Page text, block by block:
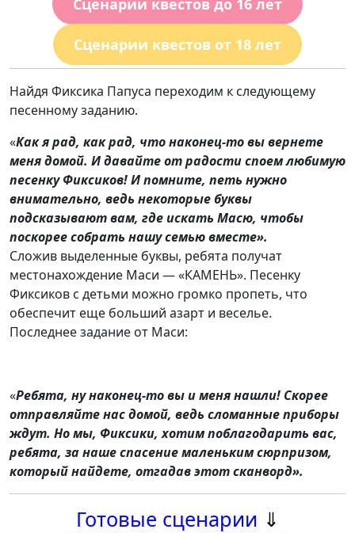
Сценарии квестов до 16 лет
Сценарии квестов от 18 лет
Найдя Фиксика Папуса переходим к следующему
песенному заданию.
«Как я рад, как рад, что наконец-то вы вернете
меня домой. И давайте от радости споем любимую
песенку Фиксиков! И помните, петь нужно
внимательно, ведь некоторые буквы
подсказывают вам, где искать Масю, чтобы
поскорее собрать нашу семью вместе».
Сложив выделенные буквы, ребята получат
местонахождение Маси — «КАМЕНЬ». Песенку
Фиксиков с детьми можно громко пропеть, что
обеспечит еще больший азарт и веселье.
Последнее задание от Маси:
«Ребята, ну наконец-то вы и меня нашли! Скорее
отправляйте нас домой, ведь сломанные приборы
ждут. Но мы, Фиксики, хотим поблагодарить вас,
ребята, за наше спасение маленьким сюрпризом,
который найдете, отгадав этот сканворд».
Готовые сценарии ⇓